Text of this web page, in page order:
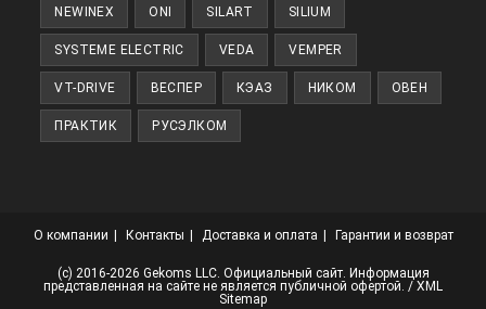
NEWINEX ONI SILART SILIUM
SYSTEME ELECTRIC VEDA VEMPER
VT-DRIVE ВЕСПЕР КЭАЗ НИКОМ ОВЕН
ПРАКТИК РУСЭЛКОМ
О компании Контакты Доставка и оплата Гарантии и возврат
(с) 2016-2026 Gekoms LLC. Официальный сайт. Информация
представленная на сайте не является публичной офертой. / XML
Sitemap